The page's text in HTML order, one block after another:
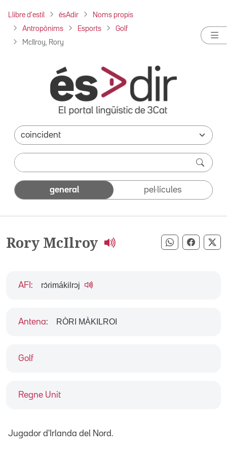
Llibre d'estil ésAdir Noms propis
Antropònims Esports Golf
McIlroy, Rory
general pel·lícules
Rory McIlroy Compartir
Golf
Regne Unit
AFI : rɔ́ɾimákilrɔj
Antena: RÒRI MÀKILROI
Jugador d'Irlanda del Nord.